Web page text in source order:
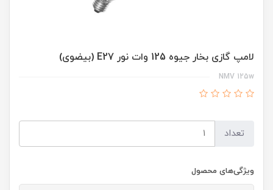
لامپ گازی بخار جیوه 125 وات نور E27 (بیضوی)
NMV 125w
تعداد
ویژگی‌های محصول